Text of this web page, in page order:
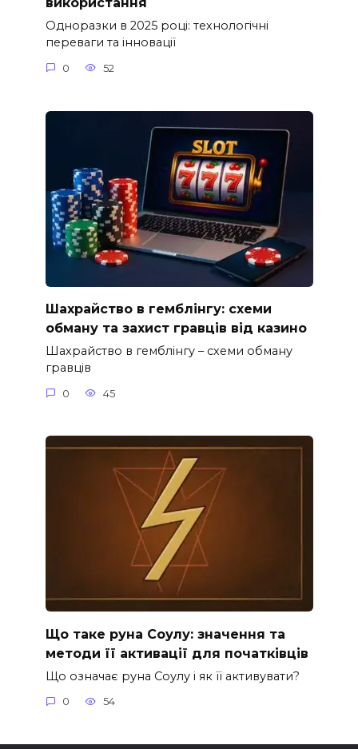
Одноразки в 2025 році: технологічні
переваги та інновації
0 52
Шахрайство в гемблінгу: схеми
обману та захист гравців від казино
Шахрайство в гемблінгу – схеми обману
гравців
0 45
Що таке руна Соулу: значення та
методи її активації для початківців
Що означає руна Соулу і як її активувати?
0 54